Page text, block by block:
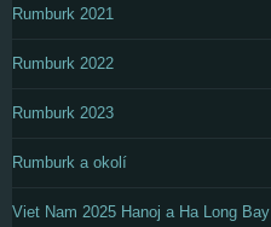
Rumburk 2021
Rumburk 2022
Rumburk 2023
Rumburk a okolí
Viet Nam 2025 Hanoj a Ha Long Bay